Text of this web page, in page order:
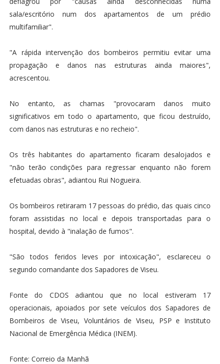
sala/escritório num dos apartamentos de um prédio
multifamiliar".
"A rápida intervenção dos bombeiros permitiu evitar uma
propagação e danos nas estruturas ainda maiores",
acrescentou.
No entanto, as chamas "provocaram danos muito
significativos em todo o apartamento, que ficou destruído,
com danos nas estruturas e no recheio".
Os três habitantes do apartamento ficaram desalojados e
"não terão condições para regressar enquanto não forem
efetuadas obras", adiantou Rui Nogueira.
Os bombeiros retiraram 17 pessoas do prédio, das quais cinco
foram assistidas no local e depois transportadas para o
hospital, devido à "inalação de fumos".
"São todos feridos leves por intoxicação", esclareceu o
segundo comandante dos Sapadores de Viseu.
Fonte do CDOS adiantou que no local estiveram 17
operacionais, apoiados por sete veículos dos Sapadores de
Bombeiros de Viseu, Voluntários de Viseu, PSP e Instituto
Nacional de Emergência Médica (INEM).
Fonte: Correio da Manhã